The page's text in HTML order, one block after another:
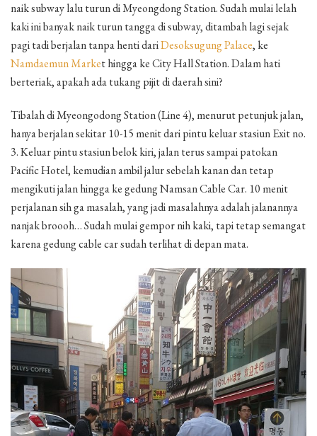
naik subway lalu turun di Myeongdong Station. Sudah mulai lelah
kaki ini banyak naik turun tangga di subway, ditambah lagi sejak
pagi tadi berjalan tanpa henti dariDesoksugung Palace, ke
Namdaemun Market hingga ke City Hall Station. Dalam hati
berteriak, apakah ada tukang pijit di daerah sini?
Tibalah di Myeongodong Station (Line 4), menurut petunjuk jalan,
hanya berjalan sekitar 10-15 menit dari pintu keluar stasiun Exit no.
3. Keluar pintu stasiun belok kiri, jalan terus sampai patokan
Pacific Hotel, kemudian ambil jalur sebelah kanan dan tetap
mengikuti jalan hingga ke gedung Namsan Cable Car. 10 menit
perjalanan sih ga masalah, yang jadi masalahnya adalah jalanannya
nanjak broooh… Sudah mulai gempor nih kaki, tapi tetap semangat
karena gedung cable car sudah terlihat di depan mata.